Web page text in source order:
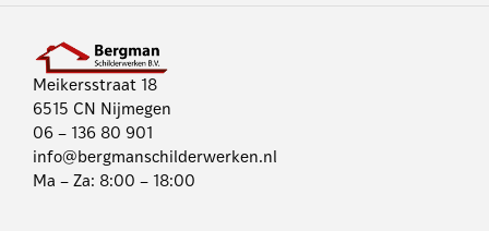
Meikersstraat 18
6515 CN Nijmegen
06 – 136 80 901
info@bergmanschilderwerken.nl
Ma – Za: 8:00 – 18:00